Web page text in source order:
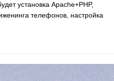
установка Apache+PHP,
телефонов, настройка